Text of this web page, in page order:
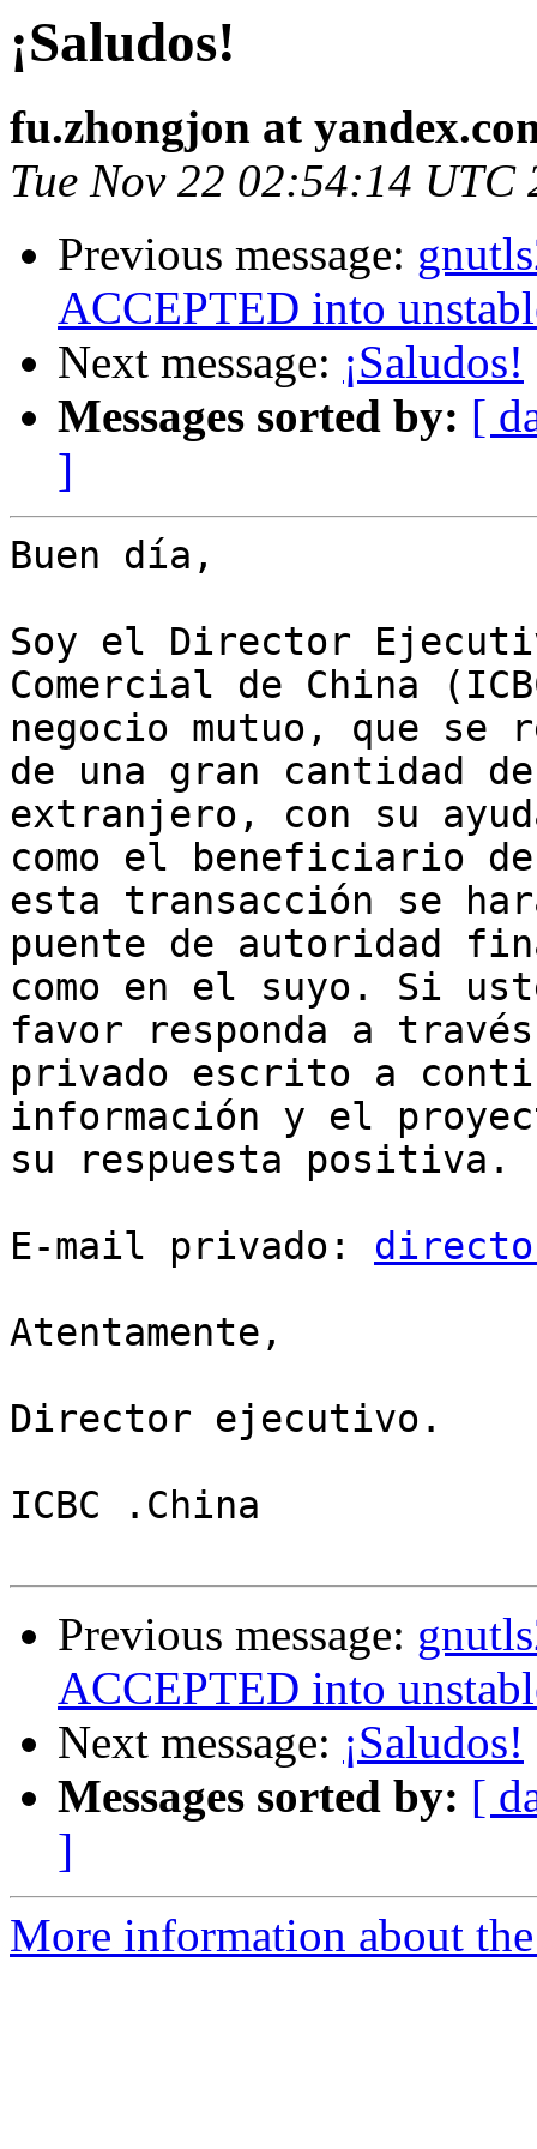
¡Saludos!
fu.zhongjon at
Tue Nov 22 02:54:14 UTC
Previous message:
ACCEPTED into
Next message: ¡Saludos!
Messages sorted by: [
]
Buen día,
Soy el Director
Comercial de China
negocio mutuo, que
de una gran cantidad
extranjero, con su
como el beneficiario
esta transacción se
puente de autoridad
como en el suyo. Si
favor responda a
privado escrito a
información y el
su respuesta positiva.
E-mail privado:
Atentamente,
Director ejecutivo.
ICBC .China
Previous message:
ACCEPTED into
Next message: ¡Saludos!
Messages sorted by: [
]
More information about